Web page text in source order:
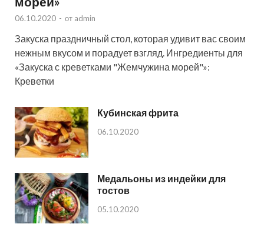
06.10.2020 - от admin
Закуска праздничный стол, которая удивит вас своим
нежным вкусом и порадует взгляд. Ингредиенты для
«Закуска с креветками "Жемчужина морей"»:
Креветки
Кубинская фрита
06.10.2020
Медальоны из индейки для
тостов
05.10.2020